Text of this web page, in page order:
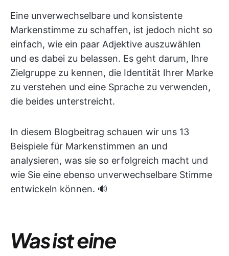
Eine unverwechselbare und konsistente
Markenstimme zu schaffen, ist jedoch nicht so
einfach, wie ein paar Adjektive auszuwählen
und es dabei zu belassen. Es geht darum, Ihre
Zielgruppe zu kennen, die Identität Ihrer Marke
zu verstehen und eine Sprache zu verwenden,
die beides unterstreicht.
In diesem Blogbeitrag schauen wir uns 13
Beispiele für Markenstimmen an und
analysieren, was sie so erfolgreich macht und
wie Sie eine ebenso unverwechselbare Stimme
entwickeln können. 🔊
Was ist eine